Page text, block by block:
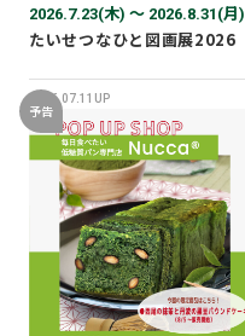
2026.7.23(木) 〜 2026.8.31(月)
たいせつなひと図画展2026
2026.07.11UP
予告